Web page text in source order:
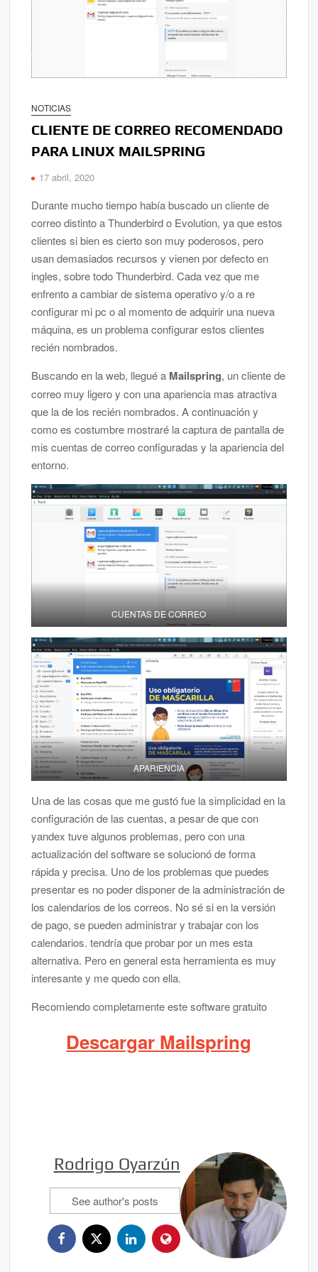
NOTICIAS
CLIENTE DE CORREO RECOMENDADO
PARA LINUX MAILSPRING
17 abril, 2020
Durante mucho tiempo había buscado un cliente de
correo distinto a Thunderbird o Evolution, ya que estos
clientes si bien es cierto son muy poderosos, pero
usan demasiados recursos y vienen por defecto en
ingles, sobre todo Thunderbird. Cada vez que me
enfrento a cambiar de sistema operativo y/o a re
configurar mi pc o al momento de adquirir una nueva
máquina, es un problema configurar estos clientes
recién nombrados.
Buscando en la web, llegué a Mailspring, un cliente de
correo muy ligero y con una apariencia mas atractiva
que la de los recién nombrados. A continuación y
como es costumbre mostraré la captura de pantalla de
mis cuentas de correo configuradas y la apariencia del
entorno.
CUENTAS DE CORREO
APARIENCIA
Una de las cosas que me gustó fue la simplicidad en la
configuración de las cuentas, a pesar de que con
yandex tuve algunos problemas, pero con una
actualización del software se solucionó de forma
rápida y precisa. Uno de los problemas que puedes
presentar es no poder disponer de la administración de
los calendarios de los correos. No sé si en la versión
de pago, se pueden administrar y trabajar con los
calendarios. tendría que probar por un mes esta
alternativa. Pero en general esta herramienta es muy
interesante y me quedo con ella.
Recomiendo completamente este software gratuito
Descargar Mailspring
Rodrigo Oyarzún
See author's posts